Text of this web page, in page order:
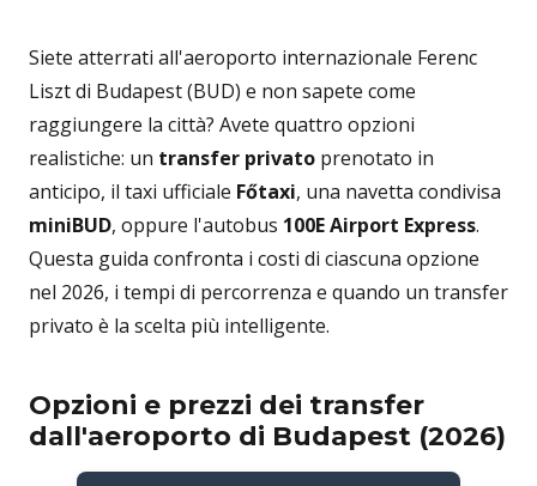
Siete atterrati all'aeroporto internazionale Ferenc
Liszt di Budapest (BUD) e non sapete come
raggiungere la città? Avete quattro opzioni
realistiche: un transfer privato prenotato in
anticipo, il taxi ufficiale Főtaxi, una navetta condivisa
miniBUD, oppure l'autobus 100E Airport Express.
Questa guida confronta i costi di ciascuna opzione
nel 2026, i tempi di percorrenza e quando un transfer
privato è la scelta più intelligente.
Opzioni e prezzi dei transfer
dall'aeroporto di Budapest (2026)